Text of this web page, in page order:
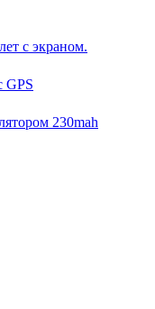
с экраном.
GPS
230mah